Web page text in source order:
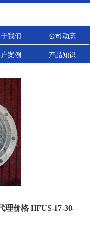
我们 公司动态
案例 产品知识
理价格 HFUS-17-30-